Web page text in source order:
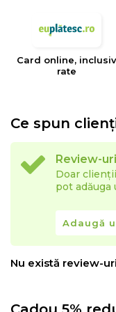
mobilier.
sunt valorile care
de la infiintarea sa.
Card online, inclusiv
rate
Ce spun
Review-
Doar
pot adăuga
Adaugă
Nu există review-